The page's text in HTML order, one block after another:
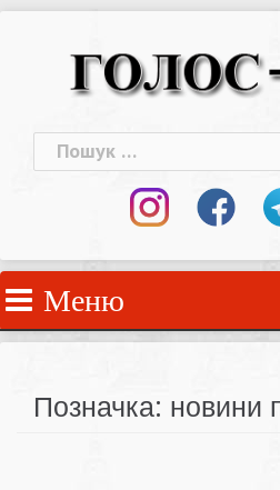
Пошук:
Меню
Позначка: новини